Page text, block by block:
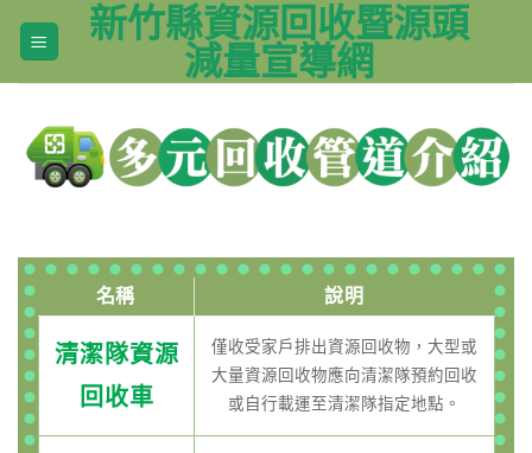
新竹縣資源回收暨源頭
減量宣導網
名稱 說明
清潔隊資源
回收車
僅收受家戶排出資源回收物，大型或
大量資源回收物應向清潔隊預約回收
或自行載運至清潔隊指定地點。